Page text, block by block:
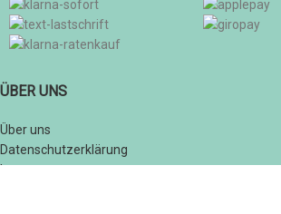
ÜBER UNS
Über uns
Datenschutzerklärung
Impressum